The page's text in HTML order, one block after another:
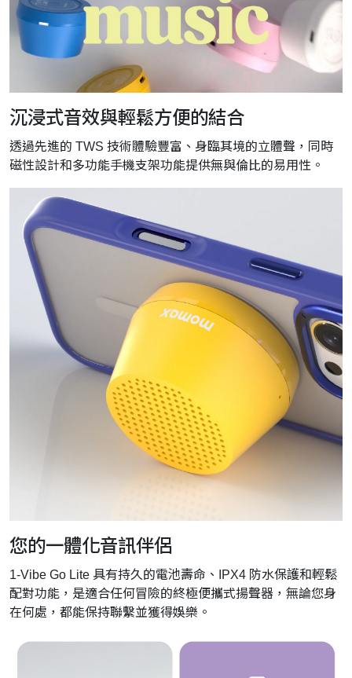
沉浸式音效與輕鬆方便的結合
透過先進的 TWS 技術體驗豐富、身臨其境的立體聲，同時
磁性設計和多功能手機支架功能提供無與倫比的易用性。
您的一體化音訊伴侶
1-Vibe Go Lite 具有持久的電池壽命、IPX4 防水保護和輕鬆
配對功能，是適合任何冒險的終極便攜式揚聲器，無論您身
在何處，都能保持聯繫並獲得娛樂。